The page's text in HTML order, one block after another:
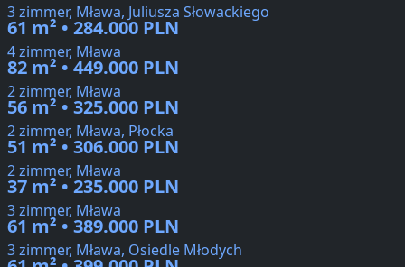
3 zimmer, Mława, Juliusza Słowackiego
61 m² • 284.000 PLN
4 zimmer, Mława
82 m² • 449.000 PLN
2 zimmer, Mława
56 m² • 325.000 PLN
2 zimmer, Mława, Płocka
51 m² • 306.000 PLN
2 zimmer, Mława
37 m² • 235.000 PLN
3 zimmer, Mława
61 m² • 389.000 PLN
3 zimmer, Mława, Osiedle Młodych